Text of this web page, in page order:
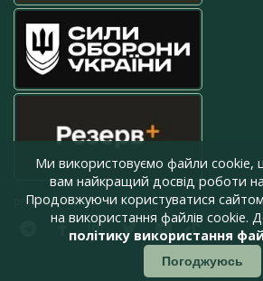
press@armyinform.com.ua
Ми використовуємо файли cookie,
вам найкращий досвід роботи
Продовжуючи користуватися
на використання файлів cookie.
політику використання
Погоджуюсь